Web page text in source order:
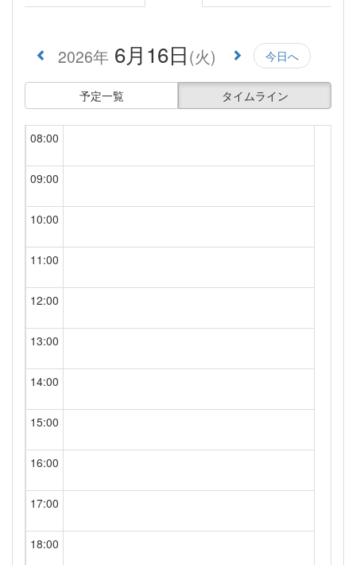
2026年 6月16日(火) 今日へ
予定一覧 タイムライン
06:00
08:00
09:00
10:00
11:00
12:00
13:00
14:00
15:00
16:00
17:00
18:00